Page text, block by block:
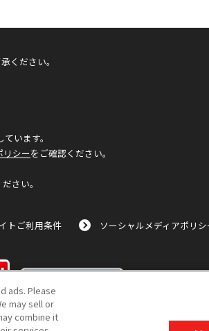
ください。
います。
リシーをご確認ください。
さい。
トご利用条件 ソーシャルメディアポリシ
ads. Please
may sell or
combine it